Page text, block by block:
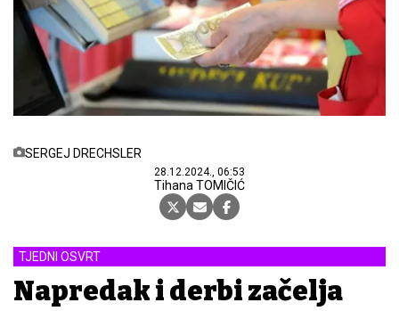
SERGEJ DRECHSLER
28.12.2024., 06:53
Tihana TOMIČIĆ
TJEDNI OSVRT
Napredak i derbi začelja